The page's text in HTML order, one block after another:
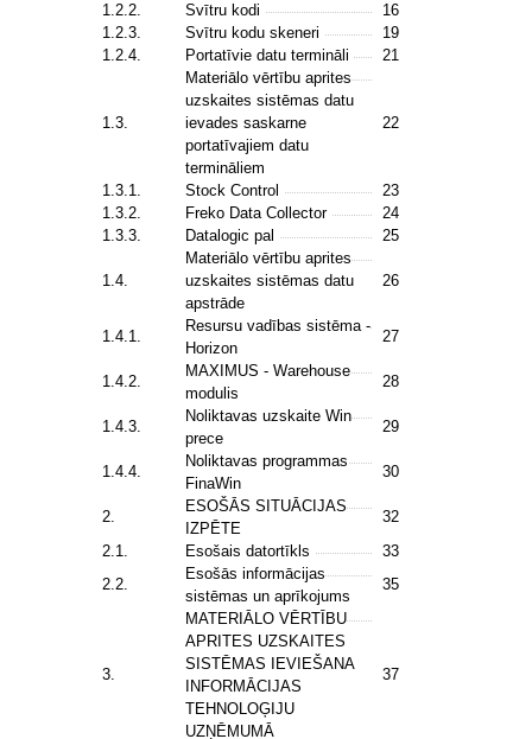
1.2.2.
Svītru kodi
16
1.2.3.
Svītru kodu skeneri
19
1.2.4.
Portatīvie datu termināli 21
1.3.
Materiālo vērtību aprites
uzskaites sistēmas datu
ievades saskarne
portatīvajiem datu
termināliem
22
1.3.1. Stock Control
23
1.3.2.
Freko Data Collector
24
1.3.3.
Datalogic pal 25
1.4.
Materiālo vērtību aprites
uzskaites sistēmas datu
apstrāde
26
1.4.1.
Resursu vadības sistēma -
Horizon
27
1.4.2.
MAXIMUS - Warehouse
modulis
28
1.4.3.
Noliktavas uzskaite Win
prece
29
1.4.4.
Noliktavas programmas
FinaWin
30
2.
ESOŠĀS SITUĀCIJAS
IZPĒTE
32
2.1.
Esošais datortīkls
33
2.2.
Esošās informācijas
sistēmas un aprīkojums
35
3.
MATERIĀLO VĒRTĪBU
APRITES UZSKAITES
SISTĒMAS IEVIEŠANA
INFORMĀCIJAS
TEHNOLOĢIJU
UZŅĒMUMĀ
37